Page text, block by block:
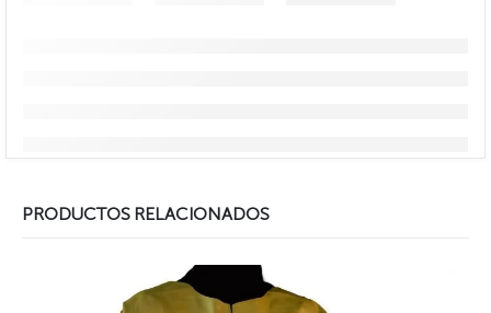
PRODUCTOS RELACIONADOS